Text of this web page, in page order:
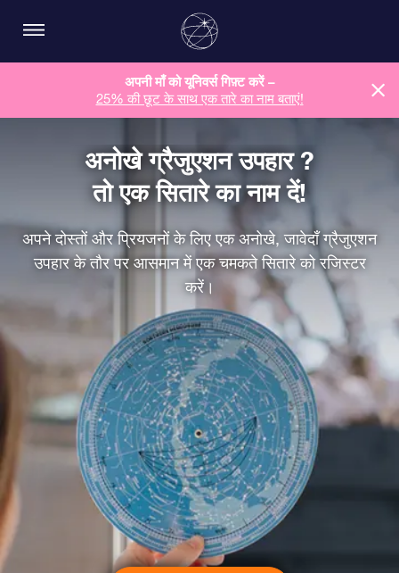
अपनी माँ को यूनिवर्स गिफ़्ट करें –
25% की छूट के साथ एक तारे का नाम बताएं!
अनोखे ग्रैजुएशन उपहार ?
तो एक सितारे का नाम दें!
अपने दोस्तों और प्रियजनों के लिए एक अनोखे, जावेदाँ ग्रैजुएशन
उपहार के तौर पर आसमान में एक चमकते सितारे को रजिस्टर
करें।